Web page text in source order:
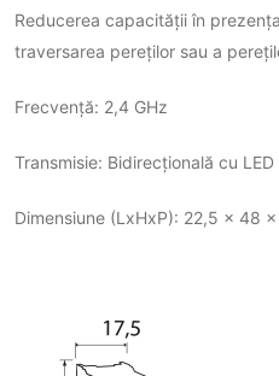
Reducerea capacității în
traversarea pereților sau a
Frecvență: 2,4 GHz
Transmisie: Bidirecțională cu
Dimensiune (LxHxP): 22,5 x 48